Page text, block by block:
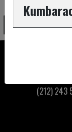
Zeynep Hazal
Zeynep Ünal(212) 243